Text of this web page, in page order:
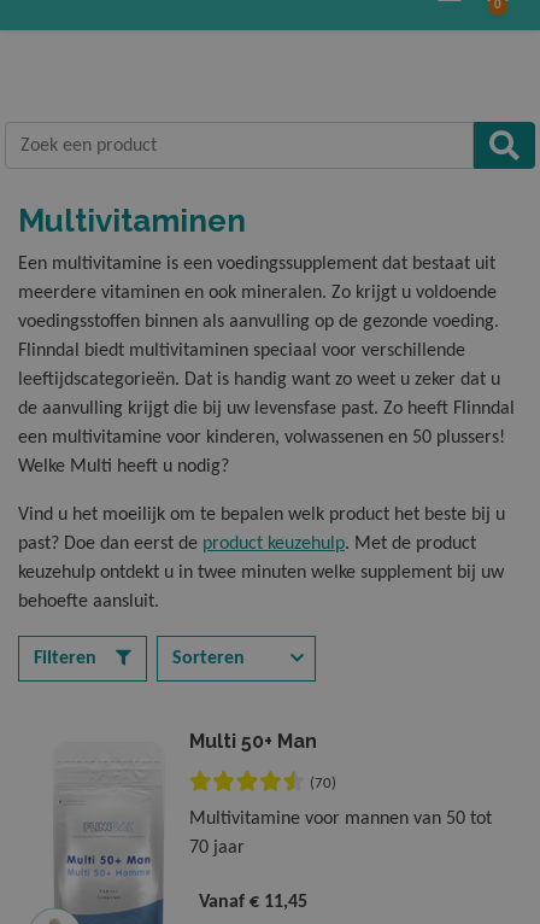
0
terug
Weerstand
terug
Curcumine
Multi
Multi
Q10 Forte
Vitamine
terug
Omega-3
Omega-3
Omega-3
Vitaminen
terug
Vitamine
Vitamine C
Vitamine C
Vitamine D
Vitamine D
Multivitaminen
terug
Multi 50+
Multi 50+
Multi 70+
Multi
Multi
terug
Calcium
IJzer
Zink
Blaas, Prostaat & Urinewegen
terug
Prosta
Botten en gewrichten
terug
Arthorol Pro
Calcium
Curcumine
Energie
terug
Q10 Forte
Vitamine
terug
Cholesterol
Omega-3
Omega-3
Omega-3
Omega-3
Huid, Haar & Nagels
terug
Multi
Vitamine
Nachtrust & Stress
terug
terug
Prikkelbare
Zoek een product
Multivitaminen
Een multivitamine is een voedingssupplement dat bestaat uit
meerdere vitaminen en ook mineralen. Zo krijgt u voldoende
voedingsstoffen binnen als aanvulling op de gezonde voeding.
Flinndal biedt multivitaminen speciaal voor verschillende
leeftijdscategorieën. Dat is handig want zo weet u zeker dat u
de aanvulling krijgt die bij uw levensfase past. Zo heeft Flinndal
een multivitamine voor kinderen, volwassenen en 50 plussers!
Welke Multi heeft u nodig?
Vind u het moeilijk om te bepalen welk product het beste bij u
past? Doe dan eerst de product keuzehulp. Met de product
keuzehulp ontdekt u in twee minuten welke supplement bij uw
behoefte aansluit.
Filteren
Sorteren
Multi 50+ Man
(70)
Multivitamine voor mannen van 50 tot
70 jaar
Vanaf € 11,45
Opslaan
Product toegevoegd
Andere klanten kochten ook: